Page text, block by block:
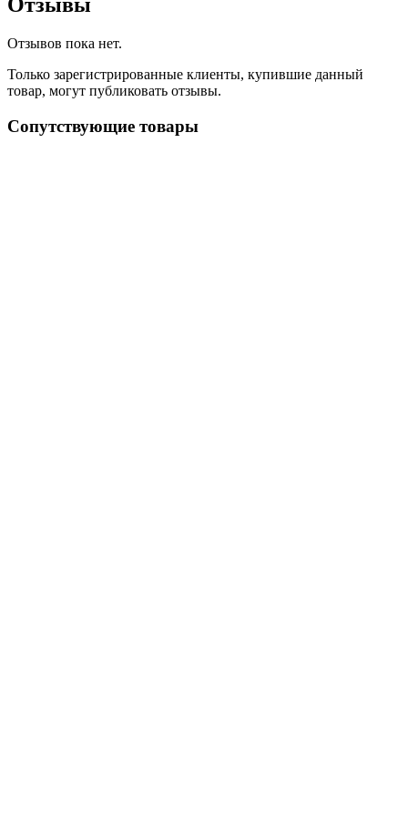
Отзывов пока нет.
Только зарегистрированные клиенты, купившие данный
товар, могут публиковать отзывы.
Сопутствующие товары